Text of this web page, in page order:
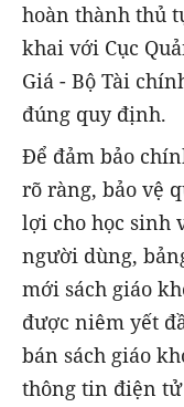
hoàn thành thủ
khai với Cục
Giá - Bộ Tài
đúng quy định.
Để đảm bảo
rõ ràng, bảo vệ
lợi cho học sinh
người dùng,
mới sách giáo
được niêm yết
bán sách giáo
thông tin điện tử